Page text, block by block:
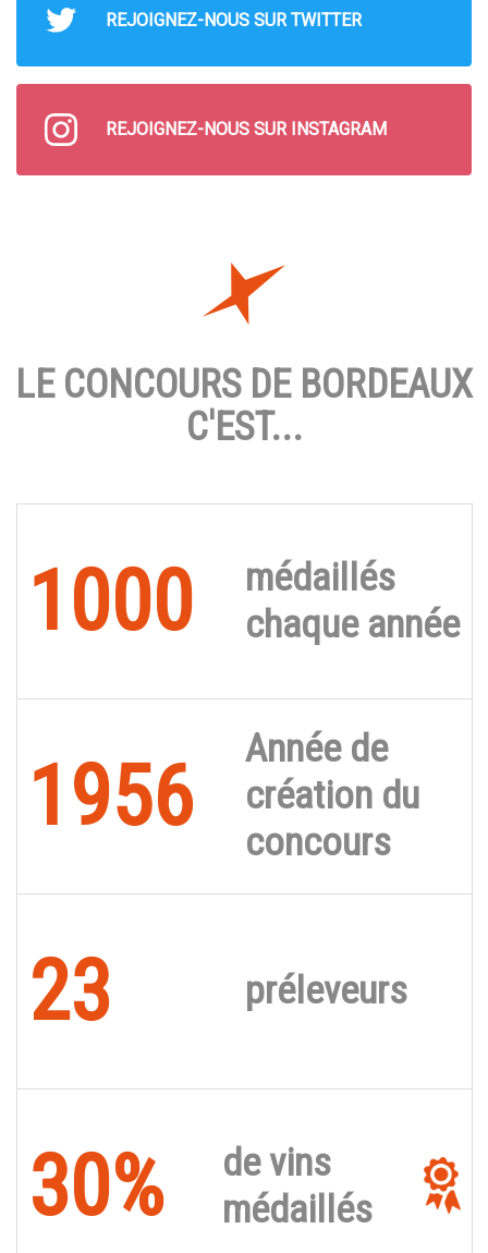
REJOIGNEZ-NOUS SUR TWITTER
REJOIGNEZ-NOUS SUR INSTAGRAM
LE CONCOURS DE BORDEAUX
C'EST...
1000
médaillés
chaque année
1956
Année de
création du
concours
23 préleveurs
30%
de vins
médaillés